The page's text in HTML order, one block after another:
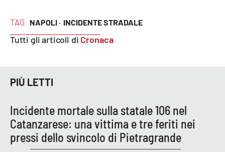
Leggendo Alvaro insieme
Imprese Di Calabria
Le perfidie di Antonella Grippo
TAG NAPOLI · INCIDENTE STRADALE
Tutti gli articoli di Cronaca
PIÙ LETTI
Incidente mortale sulla statale 106 nel
Catanzarese: una vittima e tre feriti nei
pressi dello svincolo di Pietragrande